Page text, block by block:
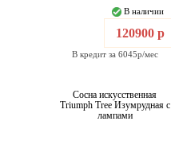
В наличии
120900 р
В кредит за 6045р/мес
Сосна искусственная
Triumph Tree Изумрудная с
лампами